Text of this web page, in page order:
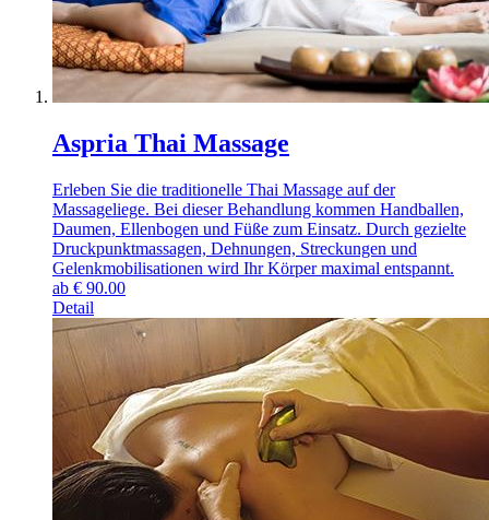
Aspria Thai Massage
Erleben Sie die traditionelle Thai Massage auf der
Massageliege. Bei dieser Behandlung kommen Handballen,
Daumen, Ellenbogen und Füße zum Einsatz. Durch gezielte
Druckpunktmassagen, Dehnungen, Streckungen und
Gelenkmobilisationen wird Ihr Körper maximal entspannt.
ab € 90.00
Detail